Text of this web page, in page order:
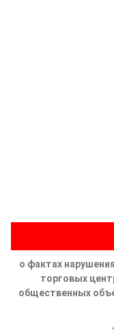
о фактах
торговых
общественных